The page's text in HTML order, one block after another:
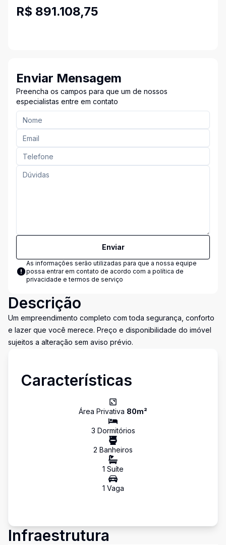
R$ 891.108,75
Enviar Mensagem
Preencha os campos para que um de nossos
especialistas entre em contato
Enviar
As informações serão utilizadas para que a nossa equipe
possa entrar em contato de acordo com a política de
privacidade e termos de serviço
Descrição
Um empreendimento completo com toda segurança, conforto
e lazer que você merece. Preço e disponibilidade do imóvel
sujeitos a alteração sem aviso prévio.
Características
Área Privativa 80m²
3 Dormitórios
2 Banheiros
1 Suíte
1 Vaga
Infraestrutura